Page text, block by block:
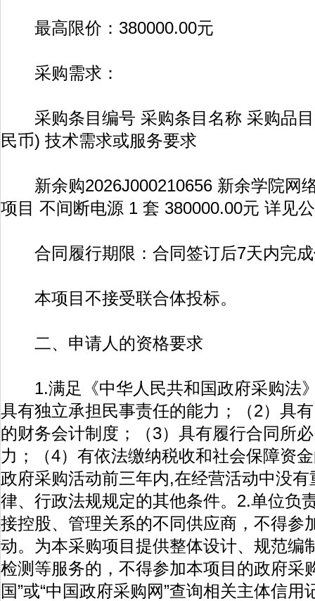
最高限价：380000.00元
采购需求：
采购条目编号 采购条目名称 采购品目
民币) 技术需求或服务要求
新余购2026J000210656 新余学院网
项目 不间断电源 1 套 380000.00元 详见
合同履行期限：合同签订后7天内完成
本项目不接受联合体投标。
二、申请人的资格要求
1.满足《中华人民共和国政府采购法
具有独立承担民事责任的能力；（2）具
的财务会计制度；（3）具有履行合同所
力；（4）有依法缴纳税收和社会保障资
政府采购活动前三年内,在经营活动中没
律、行政法规规定的其他条件。2.单位负
接控股、管理关系的不同供应商，不得参
动。为本采购项目提供整体设计、规范编
检测等服务的，不得参加本项目的政府采
国”或“中国政府采购网”查询相关主体信